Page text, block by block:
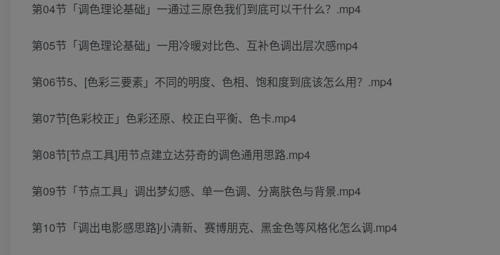
第04节「调色理论基础」一通过三原色我们到底可以干什么？.mp4
第05节「调色理论基础」一用冷暖对比色、互补色调出层次感mp4
第06节5、[色彩三要素」不同的明度、色相、饱和度到底该怎么用？.mp4
第07节[色彩校正」色彩还原、校正白平衡、色卡.mp4
第08节[节点工具]用节点建立达芬奇的调色通用思路.mp4
第09节「节点工具」调出梦幻感、单一色调、分离肤色与背景.mp4
第10节「调出电影感思路]小清新、赛博朋克、黑金色等风格化怎么调.mp4